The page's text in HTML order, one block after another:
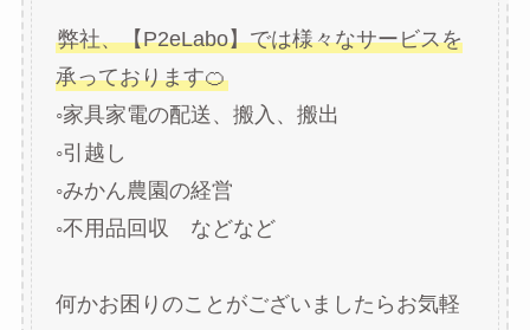
弊社、【P2eLabo】では様々なサービスを
承っております🍊
◦家具家電の配送、搬入、搬出
◦引越し
◦みかん農園の経営
◦不用品回収 などなど
何かお困りのことがございましたらお気軽